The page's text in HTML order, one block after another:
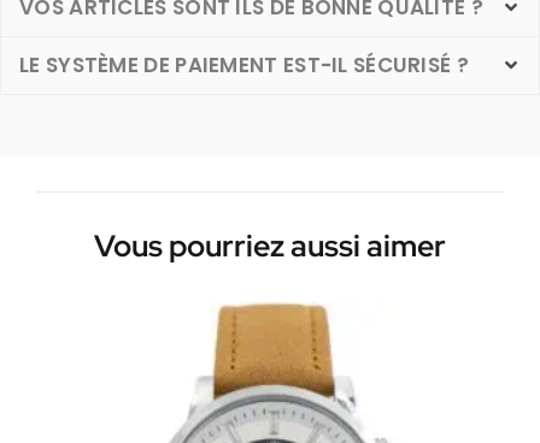
VOS ARTICLES SONT ILS DE BONNE QUALITÉ ?
LE SYSTÈME DE PAIEMENT EST-IL SÉCURISÉ ?
Vous pourriez aussi aimer